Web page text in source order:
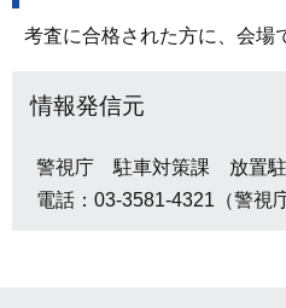
考査に合格された方に、会場
情報発信元
警視庁 駐車対策課 放置駐
電話：03-3581-4321（警視